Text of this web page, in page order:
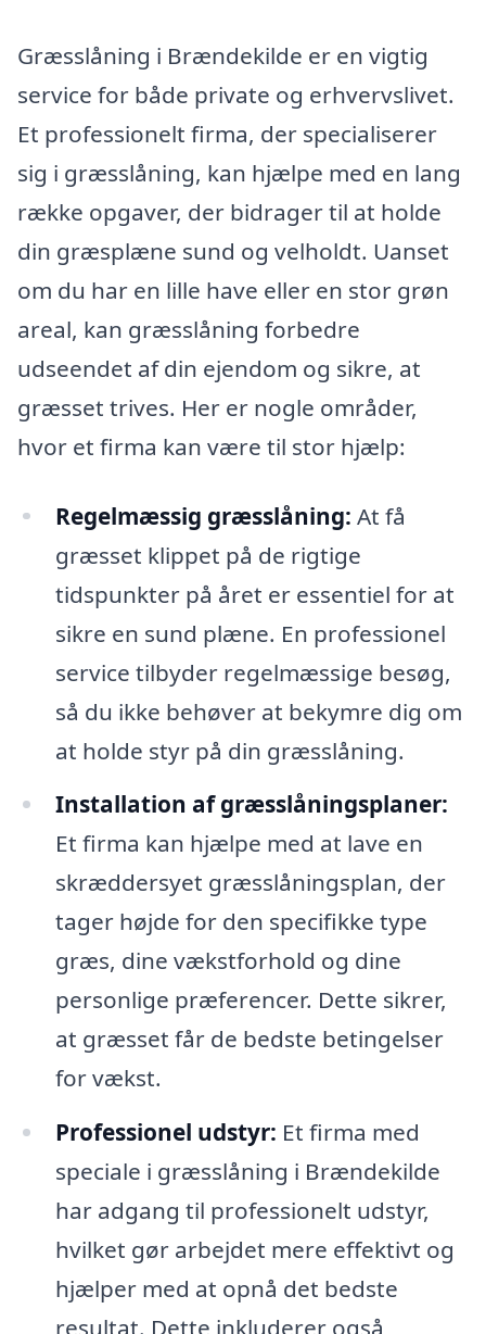
Græsslåning i Brændekilde er en vigtig
service for både private og erhvervslivet.
Et professionelt firma, der specialiserer
sig i græsslåning, kan hjælpe med en lang
række opgaver, der bidrager til at holde
din græsplæne sund og velholdt. Uanset
om du har en lille have eller en stor grøn
areal, kan græsslåning forbedre
udseendet af din ejendom og sikre, at
græsset trives. Her er nogle områder,
hvor et firma kan være til stor hjælp:
Regelmæssig græsslåning: At få
græsset klippet på de rigtige
tidspunkter på året er essentiel for at
sikre en sund plæne. En professionel
service tilbyder regelmæssige besøg,
så du ikke behøver at bekymre dig om
at holde styr på din græsslåning.
Installation af græsslåningsplaner:
Et firma kan hjælpe med at lave en
skræddersyet græsslåningsplan, der
tager højde for den specifikke type
græs, dine vækstforhold og dine
personlige præferencer. Dette sikrer,
at græsset får de bedste betingelser
for vækst.
Professionel udstyr: Et firma med
speciale i græsslåning i Brændekilde
har adgang til professionelt udstyr,
hvilket gør arbejdet mere effektivt og
hjælper med at opnå det bedste
resultat. Dette inkluderer også